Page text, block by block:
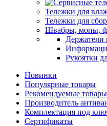
Тележки для
Тележки для
Швабры, мопы,
Держатели
Рукоятки
Новинки
Популярные товары
Рекомендуемые товары
Производитель
Комплектация под
Сертификаты